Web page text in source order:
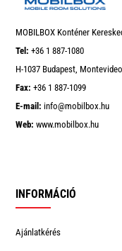
MOBILBOX Konténer
Tel: +36 1 887-1080
H-1037 Budapest,
Fax: +36 1 887-1099
E-mail: info@mobilbox.hu
Web: www.mobilbox.hu
INFORMÁCIÓ
Ajánlatkérés